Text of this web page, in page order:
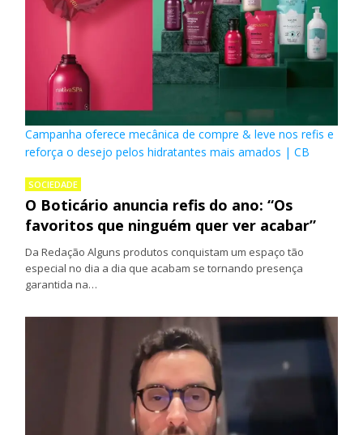
Campanha oferece mecânica de compre & leve nos refis e
reforça o desejo pelos hidratantes mais amados | CB
SOCIEDADE
O Boticário anuncia refis do ano: “Os
favoritos que ninguém quer ver acabar”
Da Redação Alguns produtos conquistam um espaço tão
especial no dia a dia que acabam se tornando presença
garantida na…